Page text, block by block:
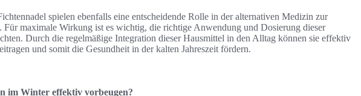
spielen ebenfalls eine entscheidende Rolle in der alternativen Medizin zur
Für maximale Wirkung ist es wichtig, die richtige Anwendung und Dosierung dieser
Durch die regelmäßige Integration dieser Hausmittel in den Alltag können sie effektiv
und somit die Gesundheit in der kalten Jahreszeit fördern.
im Winter effektiv vorbeugen?